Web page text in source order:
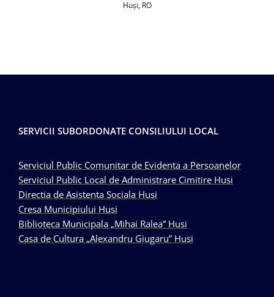
Huşi, RO
SERVICII SUBORDONATE CONSILIULUI LOCAL
Serviciul Public Comunitar de Evidenta a Persoanelor
Serviciul Public Local de Administrare Cimitire Husi
Directia de Asistenta Sociala Husi
Cresa Municipiului Husi
Biblioteca Municipala „Mihai Ralea” Husi
Casa de Cultura „Alexandru Giugaru” Husi